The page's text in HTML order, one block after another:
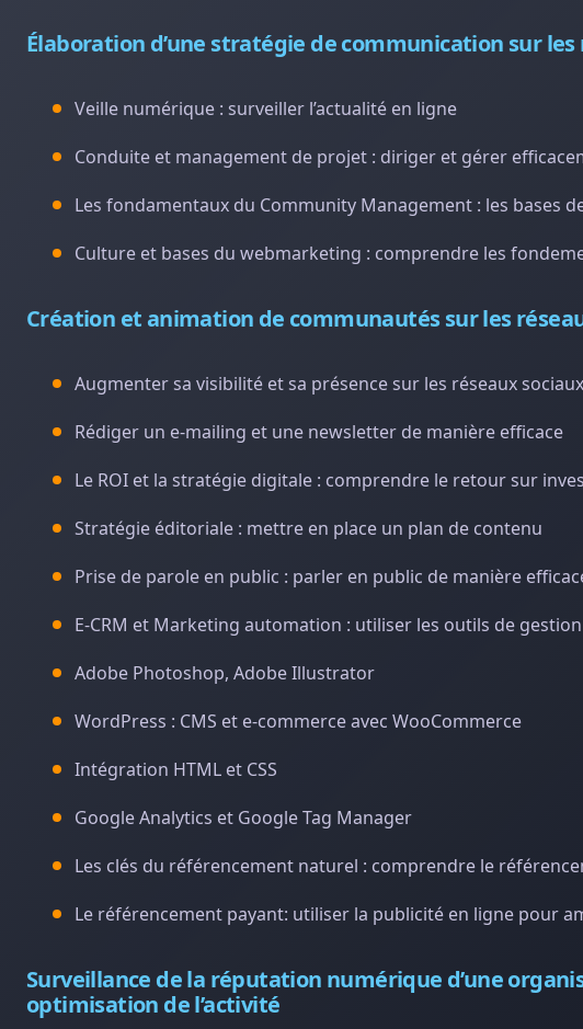
Élaboration d’une stratégie de communication sur les
Veille numérique : surveiller l’actualité en ligne
Conduite et management de projet : diriger et gérer
Les fondamentaux du Community Management : les bases
Culture et bases du webmarketing : comprendre les
Création et animation de communautés sur les
Augmenter sa visibilité et sa présence sur les réseaux sociaux
Rédiger un e-mailing et une newsletter de manière efficace
Le ROI et la stratégie digitale : comprendre le retour sur
Stratégie éditoriale : mettre en place un plan de contenu
Prise de parole en public : parler en public de manière
E-CRM et Marketing automation : utiliser les outils de
Adobe Photoshop, Adobe Illustrator
WordPress : CMS et e-commerce avec WooCommerce
Intégration HTML et CSS
Google Analytics et Google Tag Manager
Les clés du référencement naturel : comprendre le
Le référencement payant: utiliser la publicité en ligne pour
Surveillance de la réputation numérique d’une
optimisation de l’activité